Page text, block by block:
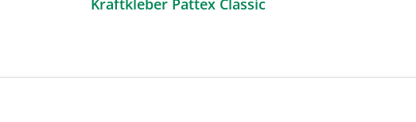
Kraftkleber Pattex Classic